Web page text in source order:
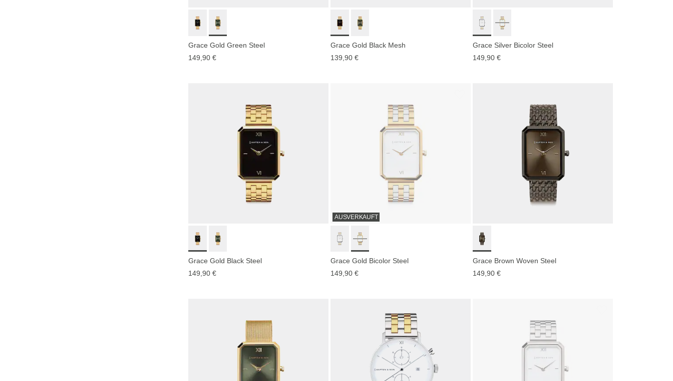
Grace Gold Green Steel
149,90 €
Grace Gold Black Mesh
139,90 €
Grace Silver Bicolor Steel
149,90 €
Grace Gold Black Steel
149,90 €
AUSVERKAUFT
Grace Gold Bicolor Steel
149,90 €
Grace Brown Woven Steel
149,90 €